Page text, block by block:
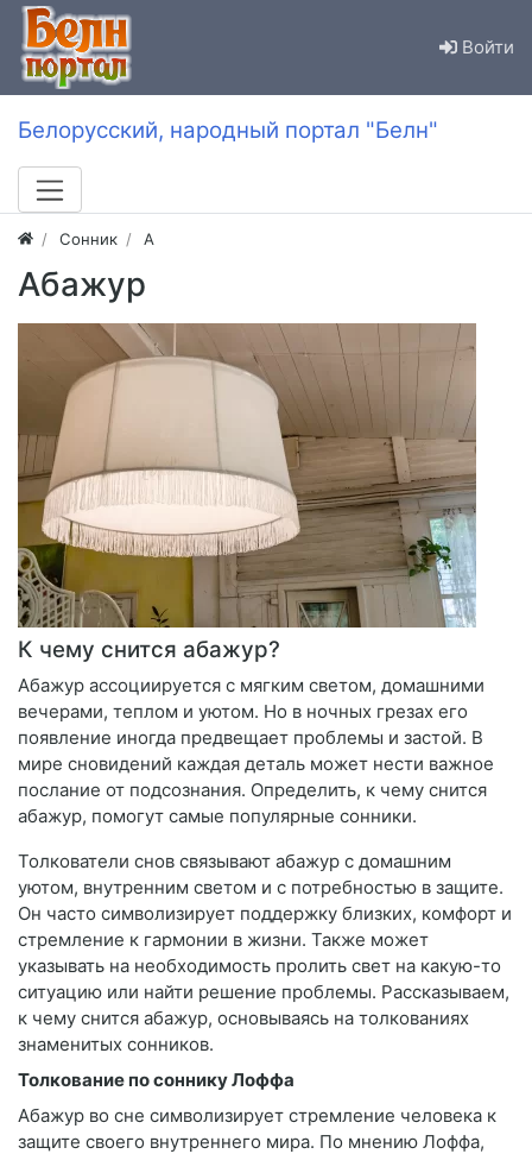
Войти
Белорусский, народный портал "Белн"
Сонник А
Абажур
К чему снится абажур?
Абажур ассоциируется с мягким светом, домашними
вечерами, теплом и уютом. Но в ночных грезах его
появление иногда предвещает проблемы и застой. В
мире сновидений каждая деталь может нести важное
послание от подсознания. Определить, к чему снится
абажур, помогут самые популярные сонники.
Толкователи снов связывают абажур с домашним
уютом, внутренним светом и с потребностью в защите.
Он часто символизирует поддержку близких, комфорт и
стремление к гармонии в жизни. Также может
указывать на необходимость пролить свет на какую-то
ситуацию или найти решение проблемы. Рассказываем,
к чему снится абажур, основываясь на толкованиях
знаменитых сонников.
Толкование по соннику Лоффа
Абажур во сне символизирует стремление человека к
защите своего внутреннего мира. По мнению Лоффа,